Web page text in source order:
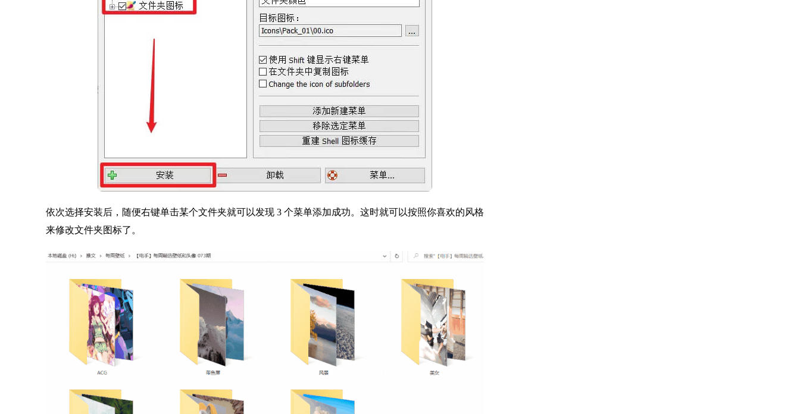
依次选择安装后，随便右键单击某个文件夹就可以发现 3 个菜单添加成功。这时就可以按照你喜欢的风格
来修改文件夹图标了。